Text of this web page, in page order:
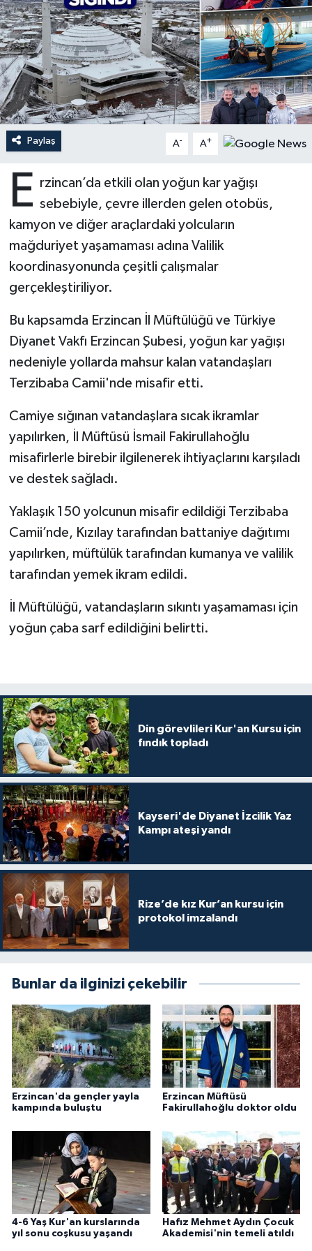
Paylaş A- A+
E rzincan’da etkili olan yoğun kar yağışı
sebebiyle, çevre illerden gelen otobüs,
kamyon ve diğer araçlardaki yolcuların
mağduriyet yaşamaması adına Valilik
koordinasyonunda çeşitli çalışmalar
gerçekleştiriliyor.
Bu kapsamda Erzincan İl Müftülüğü ve Türkiye
Diyanet Vakfı Erzincan Şubesi, yoğun kar yağışı
nedeniyle yollarda mahsur kalan vatandaşları
Terzibaba Camii'nde misafir etti.
Camiye sığınan vatandaşlara sıcak ikramlar
yapılırken, İl Müftüsü İsmail Fakirullahoğlu
misafirlerle birebir ilgilenerek ihtiyaçlarını karşıladı
ve destek sağladı.
Yaklaşık 150 yolcunun misafir edildiği Terzibaba
Camii’nde, Kızılay tarafından battaniye dağıtımı
yapılırken, müftülük tarafından kumanya ve valilik
tarafından yemek ikram edildi.
İl Müftülüğü, vatandaşların sıkıntı yaşamaması için
yoğun çaba sarf edildiğini belirtti.
Din görevlileri Kur'an Kursu için
fındık topladı
Kayseri'de Diyanet İzcilik Yaz
Kampı ateşi yandı
Rize’de kız Kur’an kursu için
protokol imzalandı
Bunlar da ilginizi çekebilir
Erzincan'da gençler yayla
kampında buluştu
Erzincan Müftüsü
Fakirullahoğlu doktor oldu
4-6 Yaş Kur'an kurslarında
yıl sonu coşkusu yaşandı
Hafız Mehmet Aydın Çocuk
Akademisi'nin temeli atıldı
Ardahan Müftülüğü
Artvin Müftülüğü
Aydın Müftülüğü
Balıkesir Müftülüğü
Batman Müftülüğü
Bayburt Müftülüğü
Bilecik Müftülüğü
Bitlis Müftülüğü
Bolu Müftülüğü
Burdur Müftülüğü
Bursa Müftülüğü
Çanakkale Müftülüğü
Çorum Müftülüğü
Diyarbakır Müftülüğü
Edirne Müftülüğü
Elazığ Müftülüğü
Erzincan Müftülüğü
Erzurum Müftülüğü
Eskişehir Müftülüğü
Gaziantep Müftülüğü
Giresun Müftülüğü
Gümüşhane Müftülüğü
Hakkari Müftülüğü
Hatay Müftülüğü
Iğdır Müftülüğü
Isparta Müftülüğü
İstanbul Müftülüğü
İzmir Müftülüğü
Kahramanmaraş Müftülüğü
Karabük Müftülüğü
Kudüs
Kurban
Mukabele
Peygamberimizin Hayatı
Sahabeler
Zekat
Hutbeler
DİYANET AKADEMİ
DİYANET GENÇLİK
DİYANET RADYO/TV
Dünya
Eğitim
Kültür-Sanat
Sağlık
Makaleler
Ekonomi
Duyurular
Podcast
Biyografiler
İhtida Haberleri